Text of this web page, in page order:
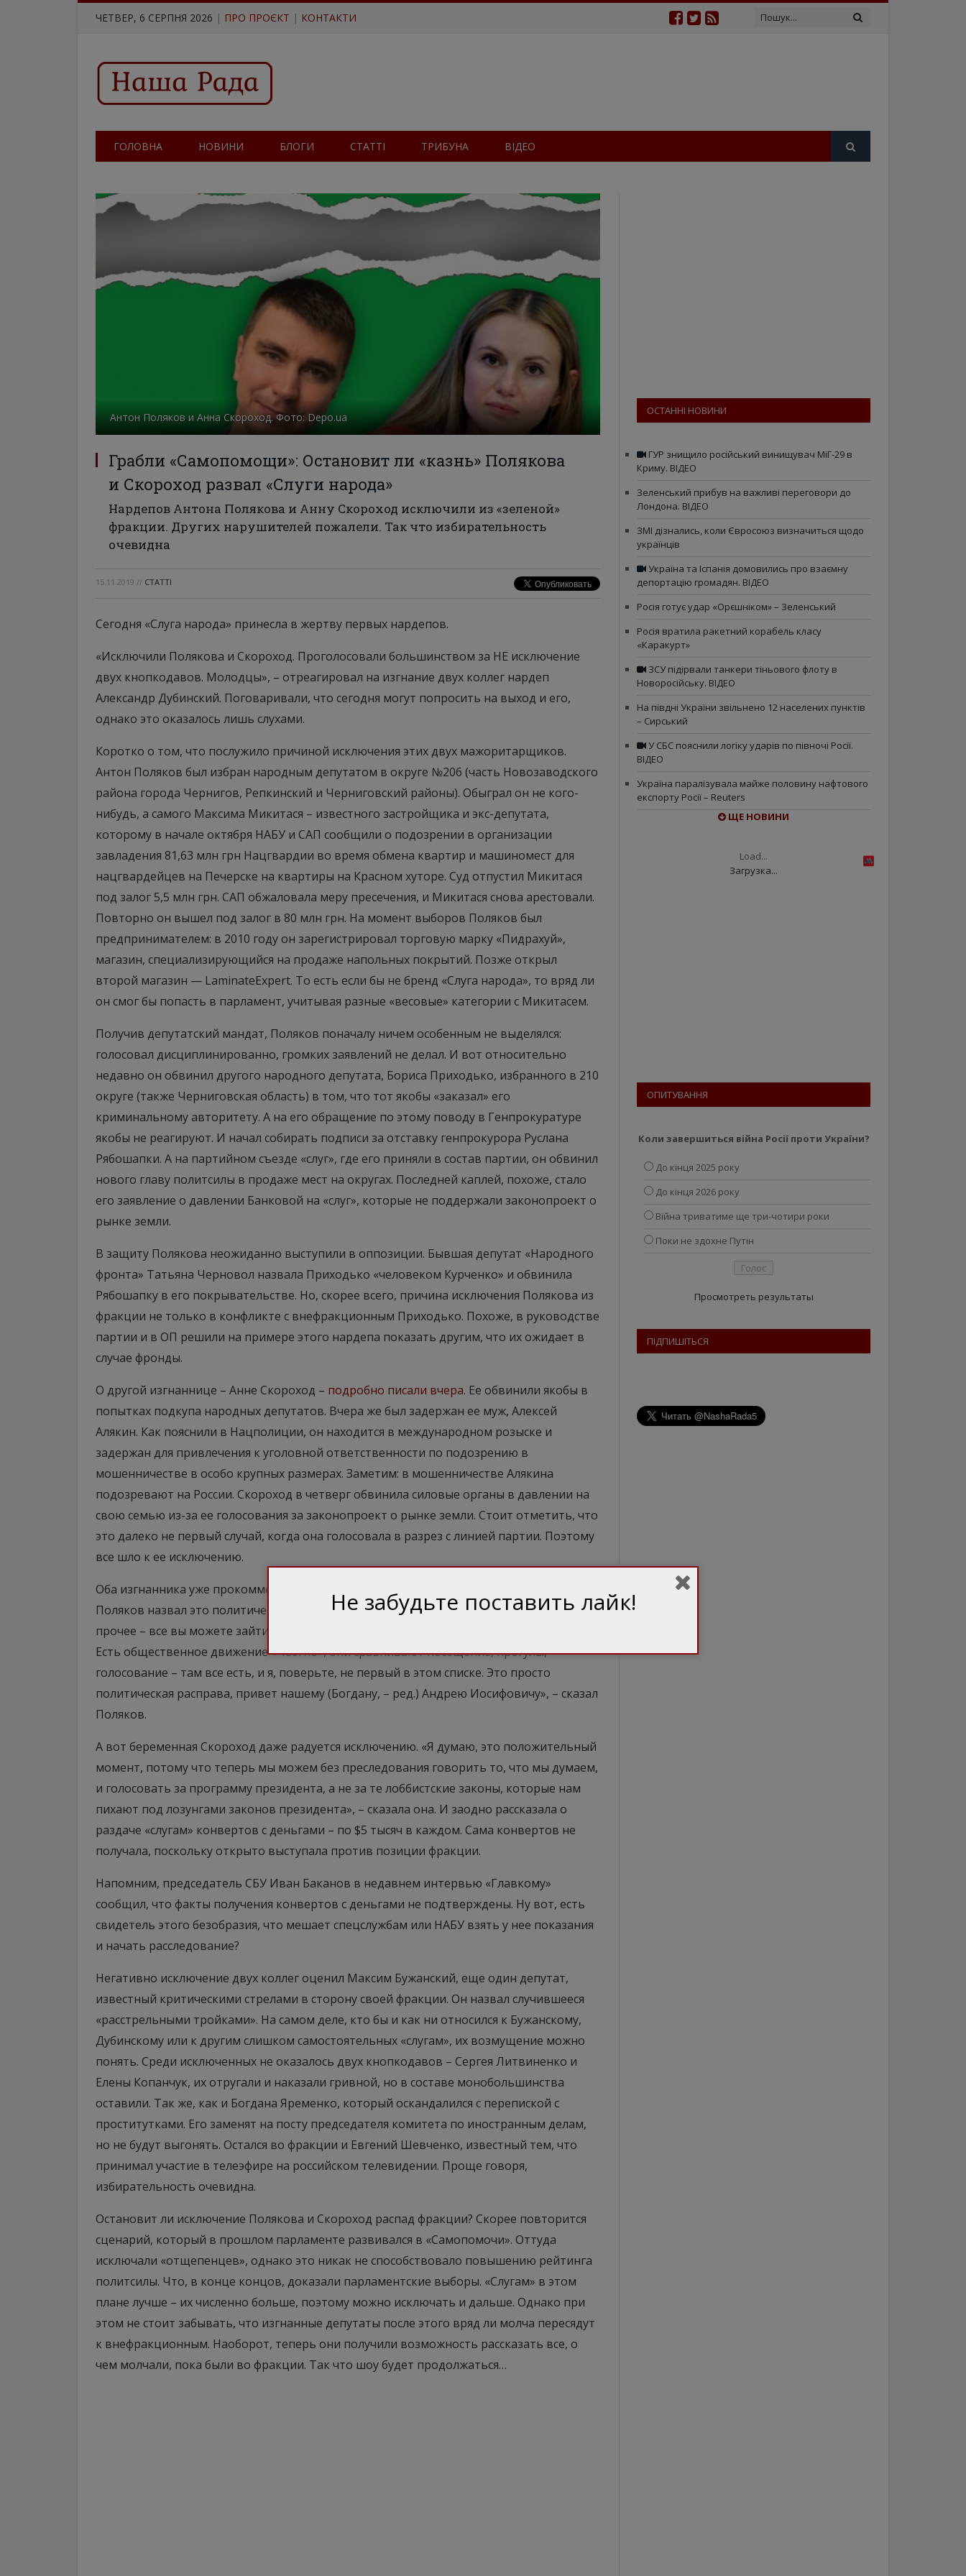
ЧЕТВЕР, 6 СЕРПНЯ 2026 | ПРО ПРОЄКТ | КОНТАКТИ
ГОЛОВНА НОВИНИ БЛОГИ СТАТТІ ТРИБУНА ВІДЕО
Антон Поляков и Анна Скороход. Фото: Depo.ua
Грабли «Самопомощи»: Остановит ли «казнь» Полякова
и Скороход развал «Слуги народа»
Нардепов Антона Полякова и Анну Скороход исключили из «зеленой»
фракции. Других нарушителей пожалели. Так что избирательность
очевидна
15.11.2019 // СТАТТІ
Сегодня «Слуга народа» принесла в жертву первых нардепов.
«Исключили Полякова и Скороход. Проголосовали большинством за НЕ исключение
двух кнопкодавов. Молодцы», – отреагировал на изгнание двух коллег нардеп
Александр Дубинский. Поговаривали, что сегодня могут попросить на выход и его,
однако это оказалось лишь слухами.
Коротко о том, что послужило причиной исключения этих двух мажоритарщиков.
Антон Поляков был избран народным депутатом в округе №206 (часть Новозаводского
района города Чернигов, Репкинский и Черниговский районы). Обыграл он не кого-
нибудь, а самого Максима Микитася – известного застройщика и экс-депутата,
которому в начале октября НАБУ и САП сообщили о подозрении в организации
завладения 81,63 млн грн Нацгвардии во время обмена квартир и машиномест для
нацгвардейцев на Печерске на квартиры на Красном хуторе. Суд отпустил Микитася
под залог 5,5 млн грн. САП обжаловала меру пресечения, и Микитася снова арестовали.
Повторно он вышел под залог в 80 млн грн. На момент выборов Поляков был
предпринимателем: в 2010 году он зарегистрировал торговую марку «Пидрахуй»,
магазин, специализирующийся на продаже напольных покрытий. Позже открыл
второй магазин — LaminateExpert. То есть если бы не бренд «Слуга народа», то вряд ли
он смог бы попасть в парламент, учитывая разные «весовые» категории с Микитасем.
Получив депутатский мандат, Поляков поначалу ничем особенным не выделялся:
голосовал дисциплинированно, громких заявлений не делал. И вот относительно
недавно он обвинил другого народного депутата, Бориса Приходько, избранного в 210
округе (также Черниговская область) в том, что тот якобы «заказал» его
криминальному авторитету. А на его обращение по этому поводу в Генпрокуратуре
якобы не реагируют. И начал собирать подписи за отставку генпрокурора Руслана
Рябошапки. А на партийном съезде «слуг», где его приняли в состав партии, он обвинил
нового главу политсилы в продаже мест на округах. Последней каплей, похоже, стало
его заявление о давлении Банковой на «слуг», которые не поддержали законопроект о
рынке земли.
В защиту Полякова неожиданно выступили в оппозиции. Бывшая депутат «Народного
фронта» Татьяна Черновол назвала Приходько «человеком Курченко» и обвинила
Рябошапку в его покрывательстве. Но, скорее всего, причина исключения Полякова из
фракции не только в конфликте с внефракционным Приходько. Похоже, в руководстве
партии и в ОП решили на примере этого нардепа показать другим, что их ожидает в
случае фронды.
О другой изгнаннице – Анне Скороход – подробно писали вчера. Ее обвинили якобы в
попытках подкупа народных депутатов. Вчера же был задержан ее муж, Алексей
Алякин. Как пояснили в Нацполиции, он находится в международном розыске и
задержан для привлечения к уголовной ответственности по подозрению в
мошенничестве в особо крупных размерах. Заметим: в мошенничестве Алякина
подозревают на России. Скороход в четверг обвинила силовые органы в давлении на
свою семью из-за ее голосования за законопроект о рынке земли. Стоит отметить, что
это далеко не первый случай, когда она голосовала в разрез с линией партии. Поэтому
все шло к ее исключению.
Оба изгнанника уже прокомментировали новый поворот в их политической жизни.
Поляков назвал это политической расправой. «Внятных объяснений не было, прогулы и
прочее – все вы можете зайти на сайт Верховной Рады и сравнить мое посещение.
Есть общественное движение «Честно», они сравнивают посещение, прогулы,
голосование – там все есть, и я, поверьте, не первый в этом списке. Это просто
политическая расправа, привет нашему (Богдану, – ред.) Андрею Иосифовичу», – сказал
Поляков.
А вот беременная Скороход даже радуется исключению. «Я думаю, это положительный
момент, потому что теперь мы можем без преследования говорить то, что мы думаем,
и голосовать за программу президента, а не за те лоббистские законы, которые нам
пихают под лозунгами законов президента», – сказала она. И заодно рассказала о
раздаче «слугам» конвертов с деньгами – по $5 тысяч в каждом. Сама конвертов не
получала, поскольку открыто выступала против позиции фракции.
Напомним, председатель СБУ Иван Баканов в недавнем интервью «Главкому»
сообщил, что факты получения конвертов с деньгами не подтверждены. Ну вот, есть
свидетель этого безобразия, что мешает спецслужбам или НАБУ взять у нее показания
и начать расследование?
Негативно исключение двух коллег оценил Максим Бужанский, еще один депутат,
известный критическими стрелами в сторону своей фракции. Он назвал случившееся
«расстрельными тройками». На самом деле, кто бы и как ни относился к Бужанскому,
Дубинскому или к другим слишком самостоятельных «слугам», их возмущение можно
понять. Среди исключенных не оказалось двух кнопкодавов – Сергея Литвиненко и
Елены Копанчук, их отругали и наказали гривной, но в составе монобольшинства
оставили. Так же, как и Богдана Яременко, который оскандалился с перепиской с
проститутками. Его заменят на посту председателя комитета по иностранным делам,
но не будут выгонять. Остался во фракции и Евгений Шевченко, известный тем, что
принимал участие в телеэфире на российском телевидении. Проще говоря,
избирательность очевидна.
Остановит ли исключение Полякова и Скороход распад фракции? Скорее повторится
сценарий, который в прошлом парламенте развивался в «Самопомочи». Оттуда
исключали «отщепенцев», однако это никак не способствовало повышению рейтинга
политсилы. Что, в конце концов, доказали парламентские выборы. «Слугам» в этом
плане лучше – их численно больше, поэтому можно исключать и дальше. Однако при
этом не стоит забывать, что изгнанные депутаты после этого вряд ли молча пересядут
к внефракционным. Наоборот, теперь они получили возможность рассказать все, о
чем молчали, пока были во фракции. Так что шоу будет продолжаться…
ОСТАННІ НОВИНИ
ГУР знищило російський винищувач МіГ-29 в
Криму. ВІДЕО
Зеленський прибув на важливі переговори до
Лондона. ВІДЕО
ЗМІ дізнались, коли Євросоюз визначиться щодо
українців
Україна та Іспанія домовились про взаємну
депортацію громадян. ВІДЕО
Росія готує удар «Орєшніком» – Зеленський
Росія вратила ракетний корабель класу
«Каракурт»
ЗСУ підірвали танкери тіньового флоту в
Новоросійську. ВІДЕО
На півдні України звільнено 12 населених пунктів
– Сирський
У СБС пояснили логіку ударів по півночі Росії.
ВІДЕО
Україна паралізувала майже половину нафтового
експорту Росії – Reuters
ЩЕ НОВИНИ
Load...
Загрузка...
ОПИТУВАННЯ
Коли завершиться війна Росії проти України?
До кінця 2025 року
До кінця 2026 року
Війна триватиме ще три-чотири роки
Поки не здохне Путін
Просмотреть результаты
ПІДПИШІТЬСЯ
Не забудьте поставить лайк!